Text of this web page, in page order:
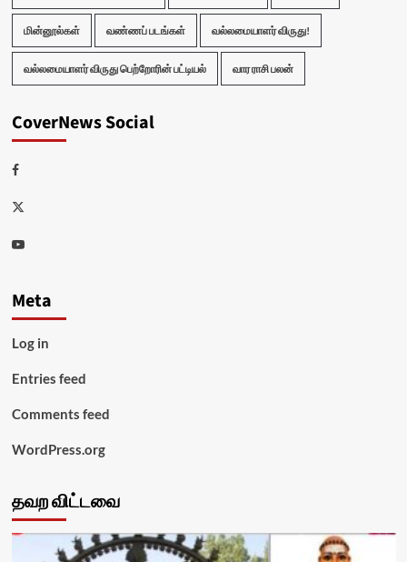
மின்னூல்கள் வண்ணப் படங்கள் வல்லமையாளர் விருது!
வல்லமையாளர் விருது பெற்றோரின் பட்டியல் வார ராசி பலன்
CoverNews Social
Facebook
Twitter
Youtube
Meta
Log in
Entries feed
Comments feed
WordPress.org
தவற விட்டவை